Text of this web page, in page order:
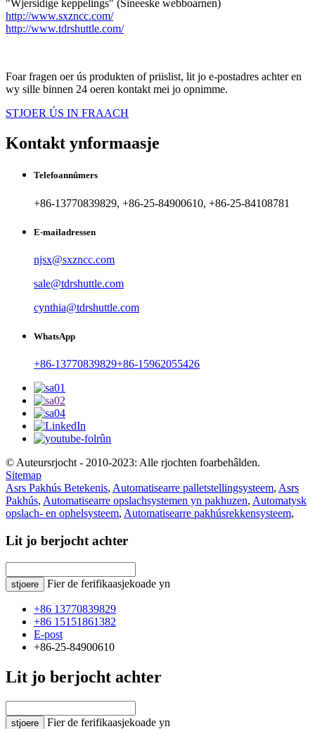
"Wjersidige keppelings" (Sineeske webboarnen)
http://www.sxzncc.com/
http://www.tdrshuttle.com/
Foar fragen oer ús produkten of priislist, lit jo e-postadres achter en
wy sille binnen 24 oeren kontakt mei jo opnimme.
STJOER ÚS IN FRAACH
Kontakt ynformaasje
Telefoannûmers
+86-13770839829, +86-25-84900610, +86-25-84108781
E-mailadressen
njsx@sxzncc.com
sale@tdrshuttle.com
cynthia@tdrshuttle.com
WhatsApp
+86-13770839829+86-15962055426
© Auteursrjocht - 2010-2023: Alle rjochten foarbehâlden.
Sitemap
Asrs Pakhús Betekenis, Automatisearre palletstellingsysteem, Asrs
Pakhús, Automatisearre opslachsystemen yn pakhuzen, Automatysk
opslach- en ophelsysteem, Automatisearre pakhúsrekkensysteem,
Lit jo berjocht achter
stjoere Fier de ferifikaasjekoade yn
+86 13770839829
+86 15151861382
E-post
+86-25-84900610
Lit jo berjocht achter
stjoere Fier de ferifikaasjekoade yn